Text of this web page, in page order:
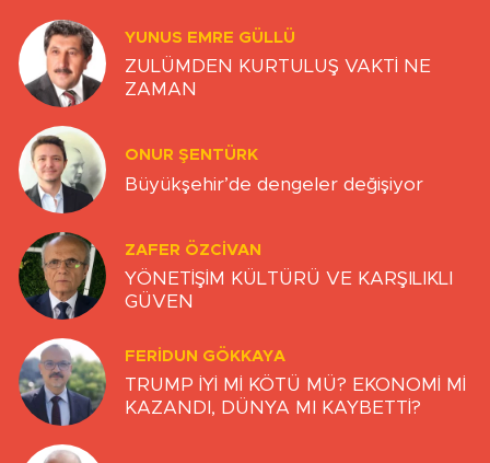
YUNUS EMRE GÜLLÜ
ZULÜMDEN KURTULUŞ VAKTİ NE
ZAMAN
ONUR ŞENTÜRK
Büyükşehir’de dengeler değişiyor
ZAFER ÖZCIVAN
YÖNETİŞİM KÜLTÜRÜ VE KARŞILIKLI
GÜVEN
FERIDUN GÖKKAYA
TRUMP İYİ Mİ KÖTÜ MÜ? EKONOMİ Mİ
KAZANDI, DÜNYA MI KAYBETTİ?